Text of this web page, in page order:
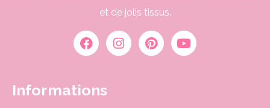
et de jolis tissus.
Informations